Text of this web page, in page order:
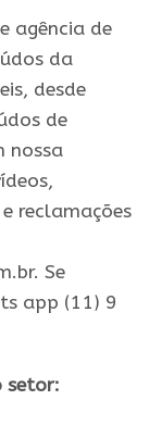
agência de
da
desde
de
nossa
reclamações
Se
app (11) 9
setor: